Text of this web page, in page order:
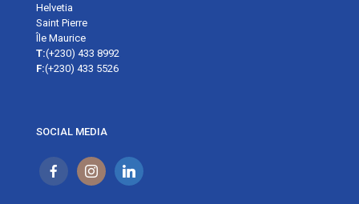
Helvetia
Saint Pierre
Île Maurice
T:(+230) 433 8992
F:(+230) 433 5526
SOCIAL MEDIA